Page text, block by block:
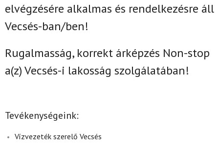
elvégzésére alkalmas és rendelkezésre áll
Vecsés-ban/ben!
Rugalmasság, korrekt árképzés Non-stop
a(z)Vecsés-i lakosság szolgálatában!
Tevékenységeink:
Vízvezeték szerelő Vecsés